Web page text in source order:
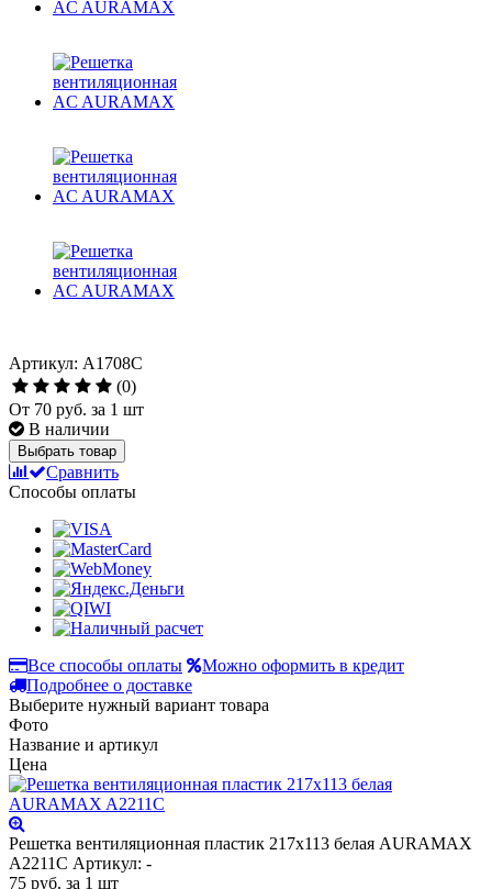
Артикул: A1708C
(0)
От 70 руб. за 1 шт
В наличии
Выбрать товар
Сравнить
Способы оплаты
Все способы оплаты
Можно оформить в кредит
Подробнее о доставке
Выберите нужный вариант товара
Фото
Название и артикул
Цена
Решетка вентиляционная пластик 217х113 белая AURAMAX
A2211C Артикул: -
75 руб. за 1 шт